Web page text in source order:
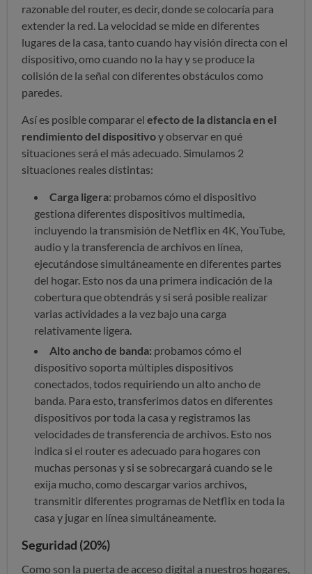
razonable del router, es decir, donde se colocaría para
extender la red. La velocidad se mide en diferentes
lugares de la casa, tanto cuando hay visión directa con el
dispositivo, omo cuando no la hay y se produce la
colisión de la señal con diferentes obstáculos como
paredes.
Así es posible comparar el efecto de la distancia en el
rendimiento del dispositivoy observar en qué
situaciones será el más adecuado. Simulamos 2
situaciones reales distintas:
Carga ligera: probamos cómo el dispositivo
gestiona diferentes dispositivos multimedia,
incluyendo la transmisión de Netflix en 4K, YouTube,
audio y la transferencia de archivos en línea,
ejecutándose simultáneamente en diferentes partes
del hogar. Esto nos da una primera indicación de la
cobertura que obtendrás y si será posible realizar
varias actividades a la vez bajo una carga
relativamente ligera.
Alto ancho de banda: probamos cómo el
dispositivo soporta múltiples dispositivos
conectados, todos requiriendo un alto ancho de
banda. Para esto, transferimos datos en diferentes
dispositivos por toda la casa y registramos las
velocidades de transferencia de archivos. Esto nos
indica si el router es adecuado para hogares con
muchas personas y si se sobrecargará cuando se le
exija mucho, como descargar varios archivos,
transmitir diferentes programas de Netflix en toda la
casa y jugar en línea simultáneamente.
Seguridad (20%)
Como son la puerta de acceso digital a nuestros hogares,